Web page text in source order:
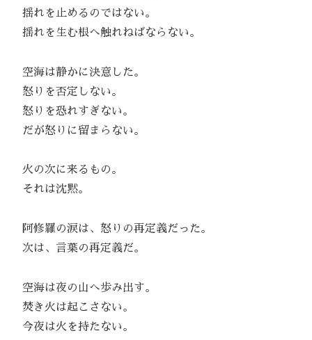
揺れを止めるのではない。
揺れを生む根へ触れねばならない。
空海は静かに決意した。
怒りを否定しない。
怒りを恐れすぎない。
だが怒りに留まらない。
火の次に来るもの。
それは沈黙。
阿修羅の涙は、怒りの再定義だった。
次は、言葉の再定義だ。
空海は夜の山へ歩み出す。
焚き火は起こさない。
今夜は火を持たない。